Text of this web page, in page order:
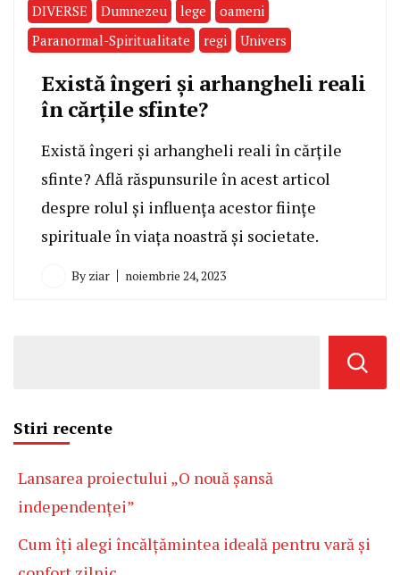
DIVERSE Dumnezeu lege
oameni
Paranormal-Spiritualitate
regi Univers
Există îngeri și arhangheli reali
în cărțile sfinte?
Există îngeri și arhangheli reali în cărțile
sfinte? Află răspunsurile în acest articol
despre rolul și influența acestor ființe
spirituale în viața noastră și societate.
By ziar noiembrie 24, 2023
Stiri recente
Lansarea proiectului „O nouă șansă
independenței”
Cum îți alegi încălțămintea ideală pentru vară și